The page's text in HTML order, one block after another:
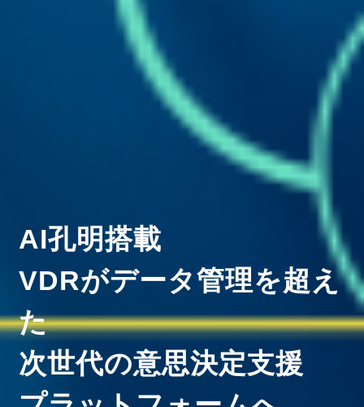
AI孔明搭載
VDRがデータ管理を超え
た
次世代の意思決定支援